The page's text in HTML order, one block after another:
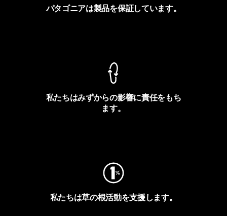
パタゴニアは製品を保証しています。
私たちはみずからの影響に責任をもち
ます。
私たちは草の根活動を支援します。